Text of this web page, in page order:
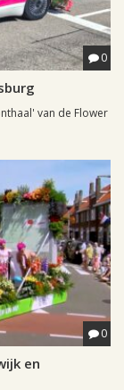
0
van de Flower
0
en